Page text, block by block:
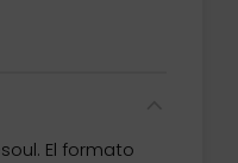
El formato